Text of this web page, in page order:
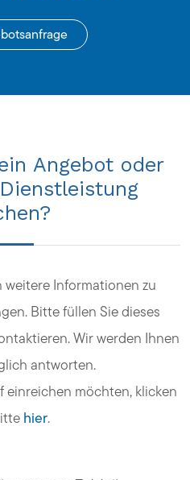
Angebot oder
Informationen zu
Bitte füllen Sie dieses
Wir werden Ihnen
antworten.
einreichen möchten, klicken
hier.